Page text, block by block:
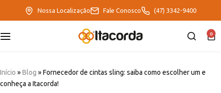
Nossa Localização Fale Conosco (47) 3342-9400
0
Início »Blog »Fornecedor de cintas sling: saiba como escolher um e
conheça a Itacorda!